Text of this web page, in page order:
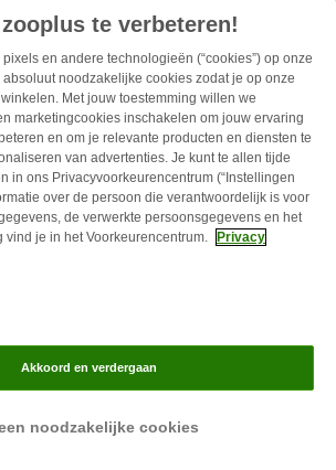
Bruin/chocoladebruin, Oranje/mahonie,
tegen kou, Speurhond, Kindvriendelijk...
te verbeteren!
en andere technologieën (“cookies”) op onze
noodzakelijke cookies zodat je op onze
Met jouw toestemming willen we
marketingcookies inschakelen om jouw ervaring
en om je relevante producten en diensten te
van advertenties. Je kunt te allen tijde
in ons Privacyvoorkeurencentrum (“Instellingen
over de persoon die verantwoordelijk is voor
de verwerkte persoonsgegevens en het
vind je in het Voorkeurencentrum.
Privacy
noodzakelijke cookies
Akkoord en verdergaan